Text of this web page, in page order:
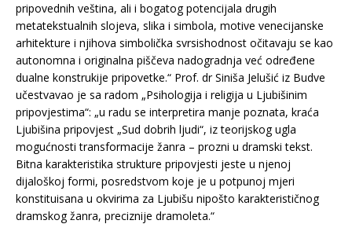
pripovednih veština, ali i bogatog potencijala drugih
metatekstualnih slojeva, slika i simbola, motive venecijanske
arhitekture i njihova simbolička svrsishodnost očitavaju se kao
autonomna i originalna piščeva nadogradnja već određene
dualne konstrukije pripovetke.“ Prof. dr Siniša Jelušić iz Budve
učestvavao je sa radom „Psihologija i religija u Ljubišinim
pripovjestima“: „u radu se interpretira manje poznata, kraća
Ljubišina pripovjest „Sud dobrih ljudi“, iz teorijskog ugla
mogućnosti transformacije žanra – prozni u dramski tekst.
Bitna karakteristika strukture pripovjesti jeste u njenoj
dijaloškoj formi, posredstvom koje je u potpunoj mjeri
konstituisana u okvirima za Ljubišu nipošto karakterističnog
dramskog žanra, preciznije dramoleta.“